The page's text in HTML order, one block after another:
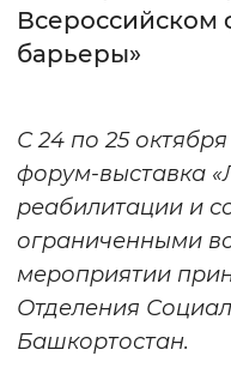
Всероссийском
барьеры»
С 24 по 25
форум-выставка
реабилитации и
ограниченными
мероприятии
Отделения
Башкортостан.